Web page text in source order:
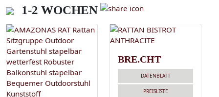
1-2 WOCHEN
BRE.CHT
DATENBLATT
PREISLISTE